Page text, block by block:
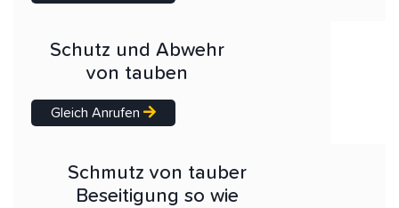
Schutz und Abwehr
von tauben
Gleich Anrufen
Schmutz von tauber
Beseitigung so wie